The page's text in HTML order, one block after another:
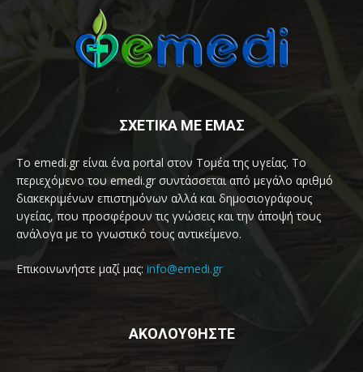
ΣΧΕΤΙΚΑ ΜΕ ΕΜΑΣ
Το emedi.gr είναι ένα portal στον Τομέα της υγείας. Το
περιεχόμενο του emedi.gr συντάσσεται από μεγάλο αριθμό
διακεκριμένων επιστημόνων αλλά και δημοσιογράφους
υγείας, που προσφέρουν τις γνώσεις και την άποψή τους
ανάλογα με το γνωστικό τους αντικείμενο.
Επικοινωνήστε μαζί μας: info@emedi.gr
ΑΚΟΛΟΥΘΗΣΤΕ